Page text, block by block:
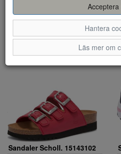
Sandaler Scholl. 15143102
Acceptera
Hantera
Läs mer om